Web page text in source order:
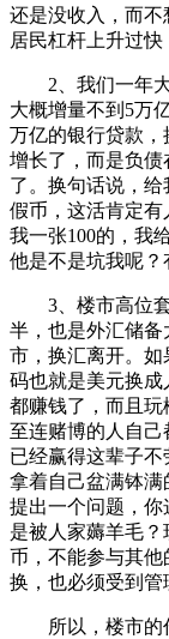
还是没收入，而不
居民杠杆上升过快
2、我们一年大
大概增量不到5万
万亿的银行贷款
增长了，而是负
了。换句话说，给
假币，这活肯定
我一张100的，我
他是不是坑我呢？
3、楼市高位套
半，也是外汇储
市，换汇离开。
码也就是美元换
都赚钱了，而且
至连赌博的人自己
已经赢得这辈子
拿着自己盆满钵
提出一个问题，
是被人家薅羊毛
币，不能参与其
换，也必须受到管
所以，楼市的作